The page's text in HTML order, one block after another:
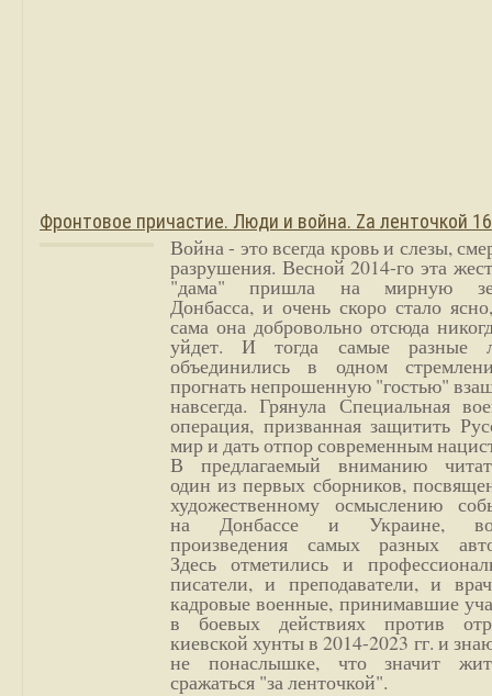
Фронтовое причастие. Люди и война. Zа ленточкой
Война - это всегда кровь и слезы,
разрушения. Весной 2014-го эта
"дама" пришла на мирную
Донбасса, и очень скоро стало
сама она добровольно отсюда
уйдет. И тогда самые разные
объединились в одном
прогнать непрошенную "гостью"
навсегда. Грянула Специальная
операция, призванная защитить
мир и дать отпор современным
В предлагаемый вниманию
один из первых сборников,
художественному осмыслению
на Донбассе и Украине,
произведения самых разных
Здесь отметились и
писатели, и преподаватели, и
кадровые военные, принимавшие
в боевых действиях против
киевской хунты в 2014-2023 гг. и
не понаслышке, что значит
сражаться "за ленточкой".